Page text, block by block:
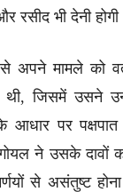
रसीद भी देनी
से अपने मामले को
जिसमें उसने
पर पक्षपात
गोयल ने उसके
से असंतुष्ट